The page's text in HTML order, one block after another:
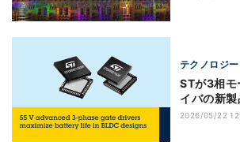
テクノロジー
STが3相モ
イバの新
力と設計簡
2026/05/22